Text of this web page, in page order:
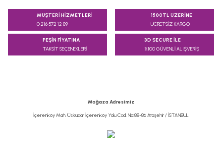
konularda yetersiz gördüğünüz noktaları öneri formunu
kullanarak tarafımıza iletebilirsiniz.
Ürün resmi kalitesiz, bozuk veya görüntülenemiyor.
MÜŞTERİ HİZMETLERİ
0 216 572 12 89
1500TL ÜZERİNE
ÜCRETSİZ KARGO
PEŞİN FİYATINA
TAKSİT SEÇENEKLERİ
3D SECURE İLE
%100 GÜVENLİ ALIŞVERİŞ
Mağaza Adresimiz
İçerenköy Mah. Üsküdar İçerenköy Yolu Cad. No:88-86 Ataşehir / İSTANBUL